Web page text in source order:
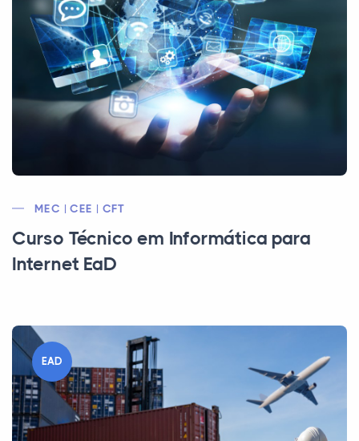
MEC | CEE | CFT
Curso Técnico em Informática para
Internet EaD
EAD